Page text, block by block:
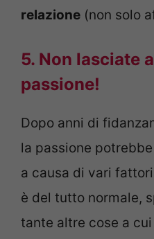
relazione (non solo
5. Non lasciate
passione!
Dopo anni di
la passione
a causa di vari
è del tutto normale,
tante altre cose a